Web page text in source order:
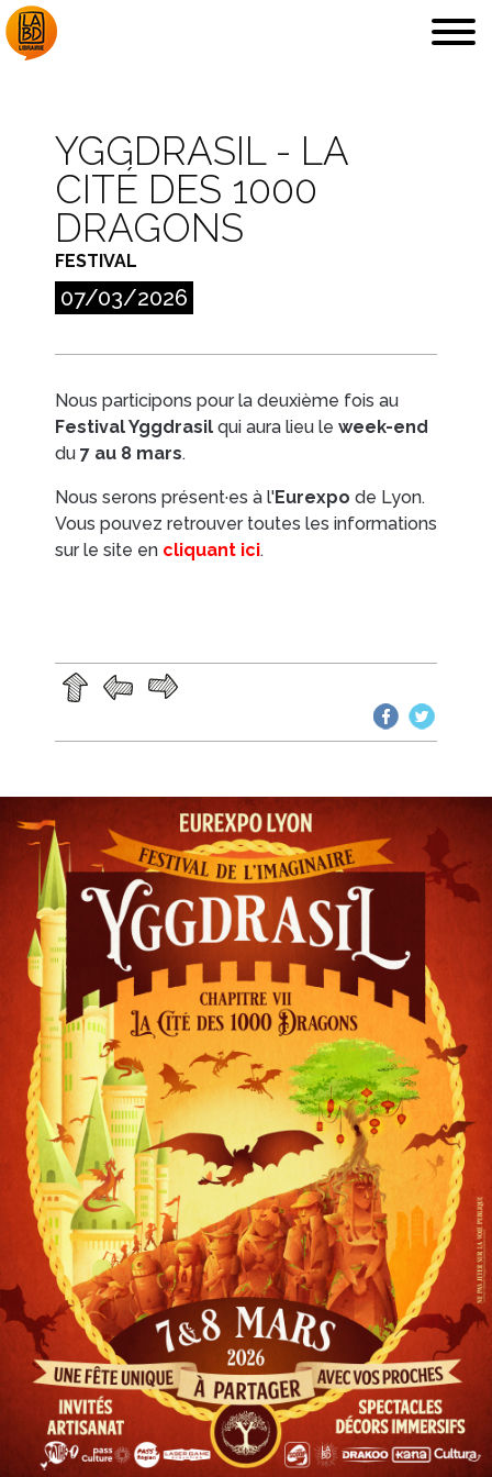
LA LIBRAIRIE DÉDICACES, ETC.
EN IMAGES
YGGDRASIL - LA
CITÉ DES 1000
DRAGONS
FESTIVAL
07/03/2026
Nous participons pour la deuxième fois au
Festival Yggdrasil qui aura lieu le week-end
du 7 au 8 mars.
Nous serons présent·es à l'Eurexpo de Lyon.
Vous pouvez retrouver toutes les informations
sur le site en cliquant ici.